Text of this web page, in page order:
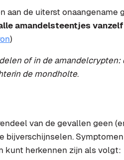
aan de uiterst onaangename
amandelsteentjes
)
of in de amandelcrypten:
de mondholte.
van de gevallen geen
bijverschijnselen.
kunt herkennen zijn als volgt: